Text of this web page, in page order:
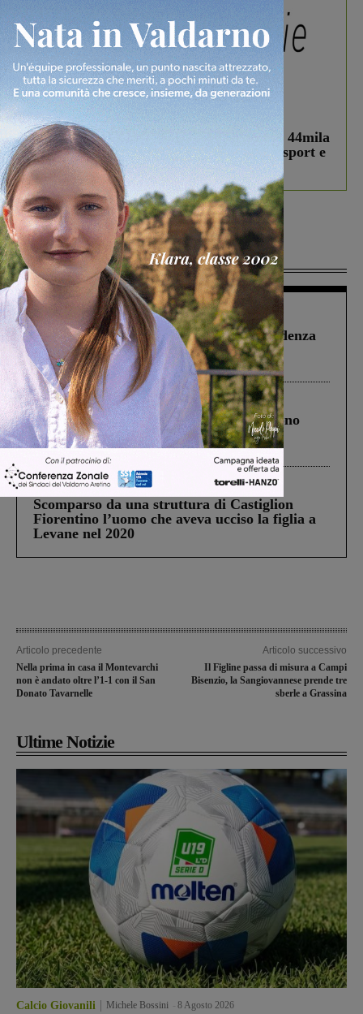
In vetrina 3 Agosto 2026
Estra Notizie agosto: Smart Cities, oltre 44mila
studenti coinvolti, torna il bando per lo sport e
debutta il podcast Estrair
Più lette
Figline Incisa Valdarno 1 Agosto 2026
Piscina di Figline finanziata oltre la scadenza
Pnrr, il gruppo di Fratelli d’Italia: “Un
ringraziamento al Governo”
Cronaca 4 Agosto 2026
Un anno fa la strage in A1 in cui morirono
Gianni, Giulia e Franco. Lo schianto, il
processo, lo stop ai sorpassi fra tir....
Cronaca 3 Agosto 2026
Scomparso da una struttura di Castiglion
Fiorentino l’uomo che aveva ucciso la figlia a
Levane nel 2020
Articolo precedente
Nella prima in casa il Montevarchi
non è andato oltre l’1-1 con il San
Donato Tavarnelle
Articolo successivo
Il Figline passa di misura a Campi
Bisenzio, la Sangiovannese prende tre
sberle a Grassina
Ultime Notizie
Calcio Giovanili Michele Bossini 8 Agosto 2026